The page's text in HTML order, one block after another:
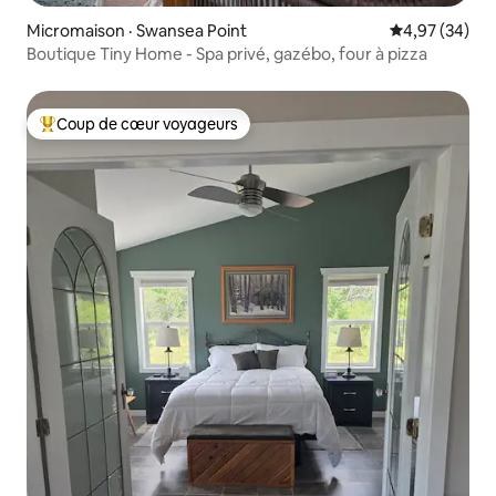
Micromaison · Swansea Point Note
4,97 (34)
Boutique Tiny Home - Spa privé, gazébo, four à pizza
Coup de cœur voyageurs parmi les plus aimés
Coup de cœur voyageurs